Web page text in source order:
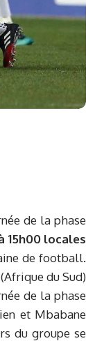
de la phase
15h00 locales
de football.
du Sud)
de la phase
et Mbabane
du groupe se